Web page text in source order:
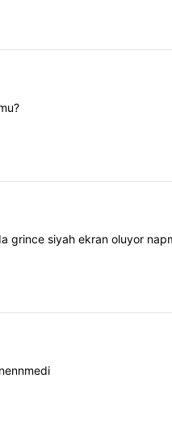
grince siyah ekran oluyor